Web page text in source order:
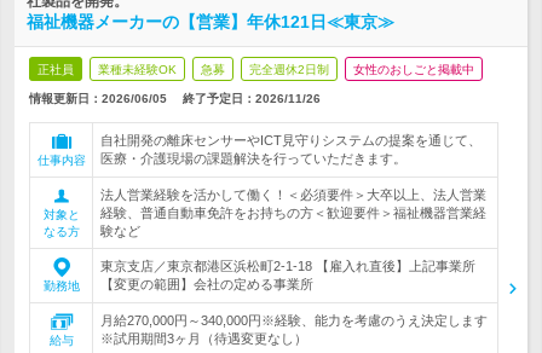
福祉機器メーカーの【営業】年休121日≪東京≫
正社員 業種未経験OK 急募 完全週休2日制 女性のおしごと掲載中
情報更新日：2026/06/05 終了予定日： 2026/11/26
仕事内容
自社開発の離床センサーやICT見守りシステムの提案を通じて、
医療・介護現場の課題解決を行っていただきます。
対象と
なる方
法人営業経験を活かして働く！＜必須要件＞大卒以上、法人営業
経験、普通自動車免許をお持ちの方＜歓迎要件＞福祉機器営業経
験など
勤務地
東京支店／東京都港区浜松町2-1-18 【雇入れ直後】上記事業所
【変更の範囲】会社の定める事業所
給与
月給270,000円～340,000円※経験、能力を考慮のうえ決定します
※試用期間3ヶ月（待遇変更なし）